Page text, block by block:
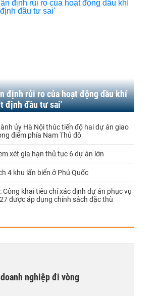
định rủi ro của hoạt động dầu khí
định đầu tư sai'
ủy Hà Nội thúc tiến độ hai dự án giao
điểm phía Nam Thủ đô
xét gia hạn thủ tục 6 dự án lớn
4 khu lấn biển ở Phú Quốc
Công khai tiêu chí xác định dự án phục vụ
được áp dụng chính sách đặc thù
nghiệp đi vòng